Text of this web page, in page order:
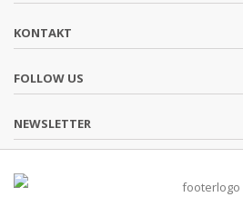
KONTAKT
FOLLOW US
NEWSLETTER